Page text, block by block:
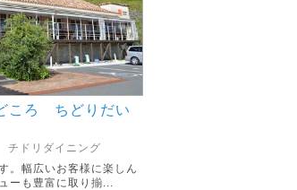
ころ ちどりだい
チドリダイニング
。幅広いお客様に楽しん
ーも豊富に取り揃...